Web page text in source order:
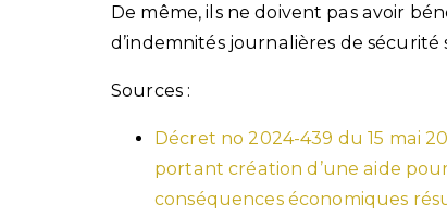
De même, ils ne doivent pas avoir
d’indemnités journalières de
Sources :
Décret no 2024-439 du 15 mai
portant création d’une aide
conséquences économiques